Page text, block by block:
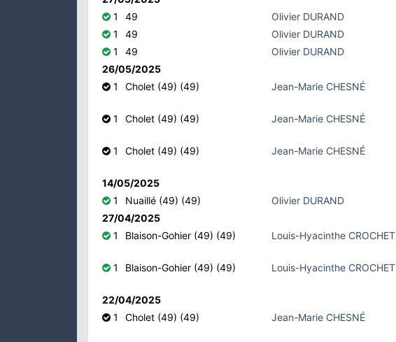
1
49
Olivier DURAND
1
49
Olivier DURAND
1
49
Olivier DURAND
26/05/2025
1
Cholet (49) (49) Jean-Marie CHESNÉ
1 Cholet (49) (49) Jean-Marie CHESNÉ
1 Cholet (49) (49) Jean-Marie CHESNÉ
14/05/2025
1
Nuaillé (49) (49)
Olivier DURAND
27/04/2025
1
Blaison-Gohier (49) (49) Louis-Hyacinthe CROCHET
1 Blaison-Gohier (49) (49) Louis-Hyacinthe CROCHET
22/04/2025
1
Cholet (49) (49) Jean-Marie CHESNÉ